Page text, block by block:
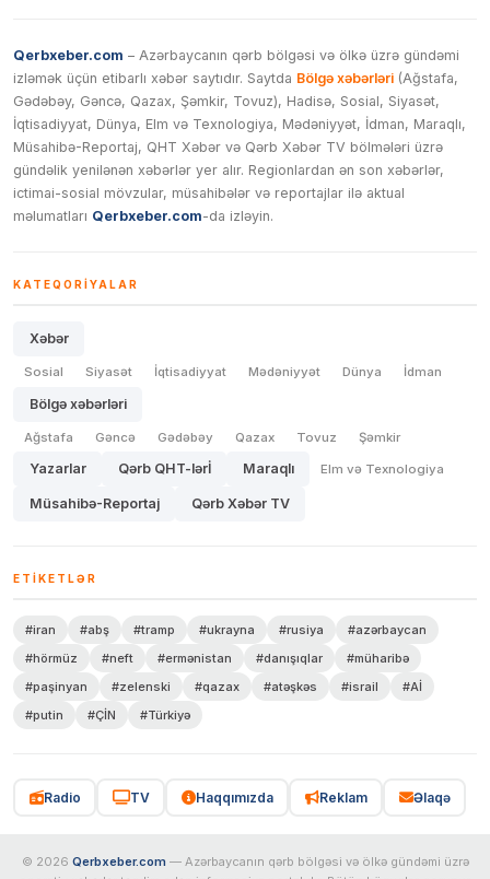
Qerbxeber.com – Azərbaycanın qərb bölgəsi və ölkə üzrə gündəmi
izləmək üçün etibarlı xəbər saytıdır. Saytda Bölgə xəbərləri (Ağstafa,
Gədəbəy, Gəncə, Qazax, Şəmkir, Tovuz), Hadisə, Sosial, Siyasət,
İqtisadiyyat, Dünya, Elm və Texnologiya, Mədəniyyət, İdman, Maraqlı,
Müsahibə-Reportaj, QHT Xəbər və Qərb Xəbər TV bölmələri üzrə
gündəlik yenilənən xəbərlər yer alır. Regionlardan ən son xəbərlər,
ictimai-sosial mövzular, müsahibələr və reportajlar ilə aktual
məlumatları Qerbxeber.com-da izləyin.
KATEQORIYALAR
Xəbər
Sosial Siyasət İqtisadiyyat Mədəniyyət Dünya İdman
Bölgə xəbərləri
Ağstafa Gəncə Gədəbəy Qazax Tovuz Şəmkir
Yazarlar Qərb QHT-lərİ Maraqlı Elm və Texnologiya
Müsahibə-Reportaj Qərb Xəbər TV
ETIKETLƏR
#iran #abş #tramp #ukrayna #rusiya
#azərbaycan
#hörmüz
#neft #ermənistan #danışıqlar
#müharibə
#paşinyan
#zelenski #qazax #atəşkəs #israil
#Aİ
#putin
#ÇİN #Türkiyə
Radio TV Haqqımızda Reklam Əlaqə
© 2026 Qerbxeber.com — Azərbaycanın qərb bölgəsi və ölkə gündəmi üzrə